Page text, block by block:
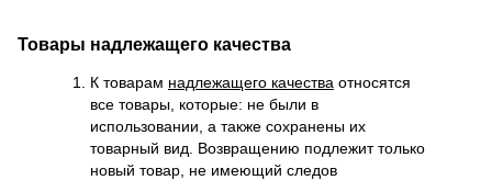
Товары надлежащего качества
К товарам надлежащего качества относятся
все товары, которые: не были в
использовании, а также сохранены их
товарный вид. Возвращению подлежит только
новый товар, не имеющий следов